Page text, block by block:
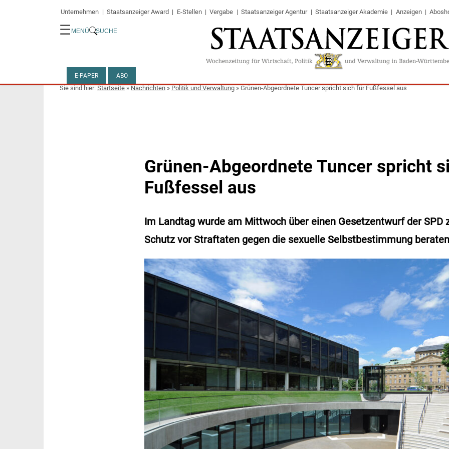
Unternehmen Staatsanzeiger Award E-Stellen Vergabe Staatsanzeiger Agentur Staatsanzeiger Akademie Anzeigen
☰ MENÜ SUCHE
E-PAPER ABO
Startseite»Nachrichten»Politik und Verwaltung»Grünen-Abgeordnete Tuncer spricht sich für Fußfessel aus
Grünen-Abgeordnete Tuncer spricht
Fußfessel aus
Im Landtag wurde am Mittwoch über einen Gesetzentwurf der SPD
Schutz vor Straftaten gegen die sexuelle Selbstbestimmung